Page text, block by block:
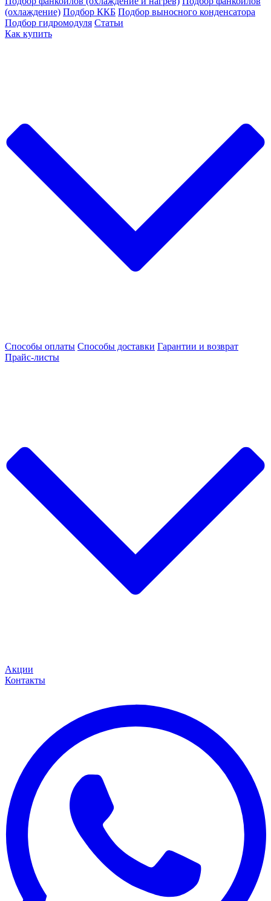
(охлаждение) Подбор ККБ Подбор выносного конденсатора
Подбор гидромодуля Статьи
Как купить
Способы оплаты Способы доставки Гарантии и возврат
Прайс-листы
Акции
Контакты